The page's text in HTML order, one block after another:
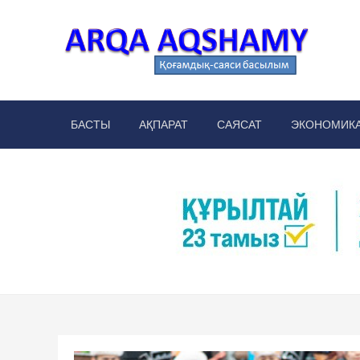
БАСТЫ АҚПАРАТ САЯСАТ